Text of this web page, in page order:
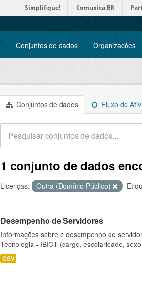
Simplifique! Comunica BR
Conjuntos de dados Organizações
Conjuntos de dados Fluxo de
1 conjunto de dados
Licenças: Outra (Domínio Público)
Desempenho de Servidores
Informações sobre o desempenho de
Tecnologia - IBICT (cargo, escolaridade,
CSV